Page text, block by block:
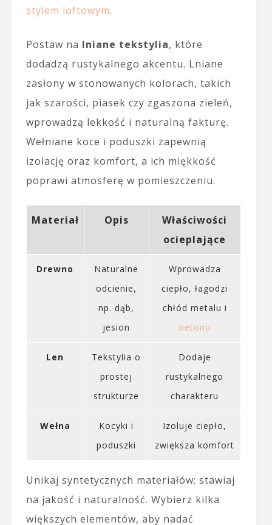
stylem loftowym.
Postaw na lniane tekstylia, które
dodadzą rustykalnego akcentu. Lniane
zasłony w stonowanych kolorach, takich
jak szarości, piasek czy zgaszona zieleń,
wprowadzą lekkość i naturalną fakturę.
Wełniane koce i poduszki zapewnią
izolację oraz komfort, a ich miękkość
poprawi atmosferę w pomieszczeniu.
Materiał Opis
Właściwości
ocieplające
Drewno
Naturalne
odcienie,
np. dąb,
jesion
Wprowadza
ciepło, łagodzi
chłód metalu i
betonu
Len
Tekstylia o
prostej
strukturze
Dodaje
rustykalnego
charakteru
Wełna
Kocyki i
poduszki
Izoluje ciepło,
zwiększa komfort
Unikaj syntetycznych materiałów; stawiaj
na jakość i naturalność. Wybierz kilka
większych elementów, aby nadać